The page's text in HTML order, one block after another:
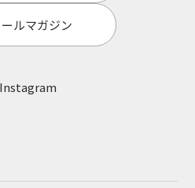
ールマガジン